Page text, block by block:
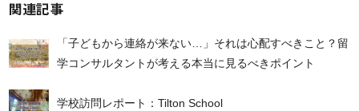
関連記事
「子どもから連絡が来ない…」それは心配すべきこと？留
学コンサルタントが考える本当に見るべきポイント
学校訪問レポート：Tilton School